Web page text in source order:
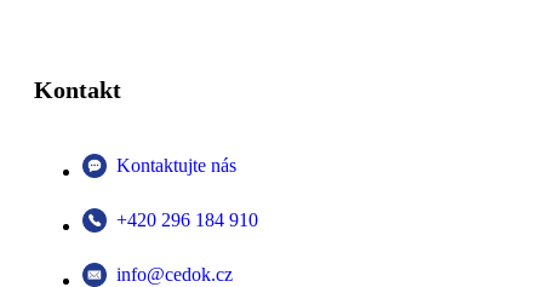
Kontakt
Kontaktujte nás
+420 296 184 910
info@cedok.cz